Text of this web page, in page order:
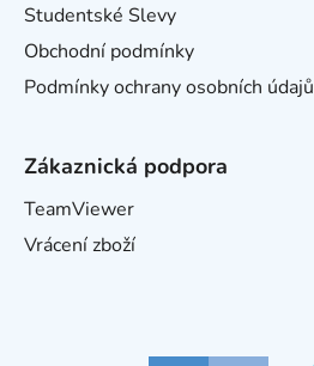
Studentské Slevy
Obchodní podmínky
Podmínky ochrany osobních údajů
Zákaznická podpora
TeamViewer
Vrácení zboží